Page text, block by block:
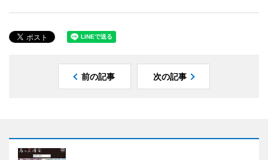
前の記事 次の記事